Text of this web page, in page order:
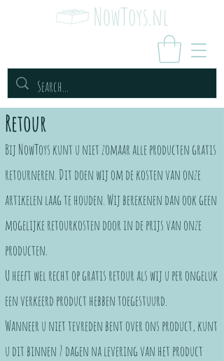
Bij NowToys kunt u niet zomaar alle producten gratis
retourneren. Dit doen wij om de kosten van onze
artikelen laag te houden. Wij berekenen dan ook geen
mogelijke retourkosten door in de prijs van onze
producten.
U heeft wel recht op gratis retour als wij u per ongeluk
een verkeerd product hebben toegestuurd.
Wanneer u niet tevreden bent over ons product, kunt
u dit binnen 7 dagen na levering van het product
Retour